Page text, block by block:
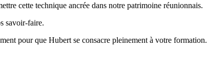
cette technique ancrée dans notre patrimoine réunionnais.
savoir-faire.
pour que Hubert se consacre pleinement à votre formation.